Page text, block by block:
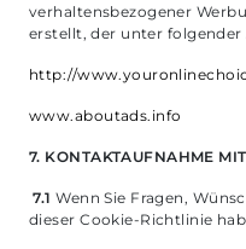
verhaltensbezogener
erstellt, der unter folgender
http://
www.aboutads.info
7. KONTAKTAUFNAHME
7.1Wenn Sie Fragen,
dieser Cookie-Richtlinie